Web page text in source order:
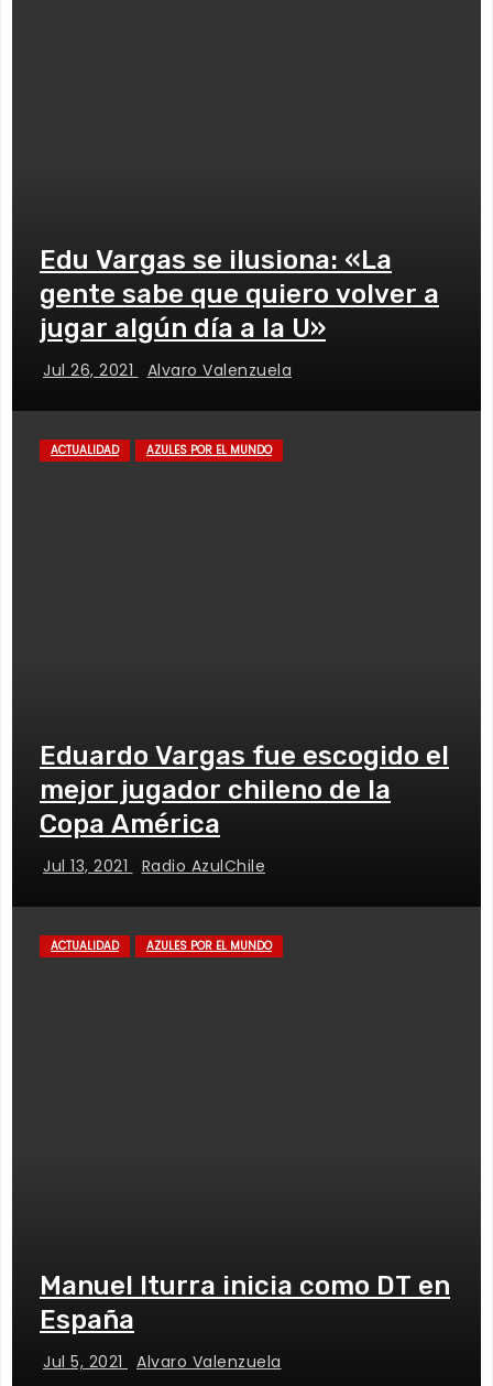
Edu Vargas se ilusiona: «La
gente sabe que quiero volver a
jugar algún día a la U»
Jul 26, 2021 Alvaro Valenzuela
ACTUALIDAD AZULES POR EL MUNDO
Eduardo Vargas fue escogido el
mejor jugador chileno de la
Copa América
Jul 13, 2021 Radio AzulChile
ACTUALIDAD AZULES POR EL MUNDO
Manuel Iturra inicia como DT en
España
Jul 5, 2021 Alvaro Valenzuela